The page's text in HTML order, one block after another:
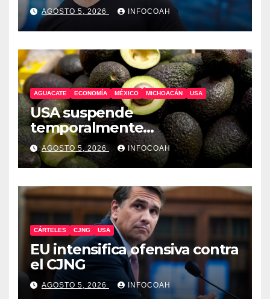
AGOSTO 5, 2026 INFOCOAH
AGUACATE ECONOMÍA MÉXICO MICHOACÁN USA
USA suspende
temporalmente
exportaciones de aguacate
michoacano
AGOSTO 5, 2026 INFOCOAH
CÁRTELES CJNG USA
EU intensifica ofensiva contra
el CJNG
AGOSTO 5, 2026 INFOCOAH